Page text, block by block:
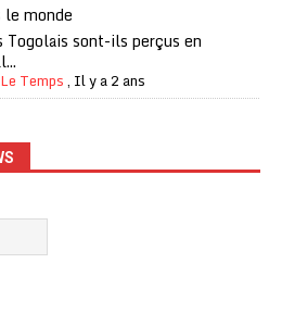
le monde
Togolais sont-ils perçus en
Temps, Il y a 2 ans